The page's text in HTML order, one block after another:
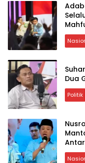
Suharman:
Dua
Politik